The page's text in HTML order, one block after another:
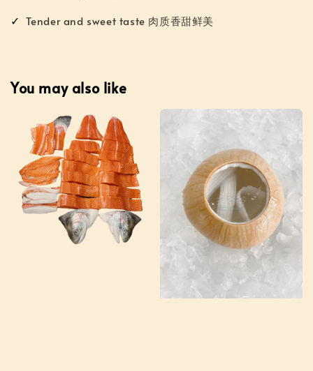
✓ Tender and sweet taste 肉质香甜鲜美
You may also like